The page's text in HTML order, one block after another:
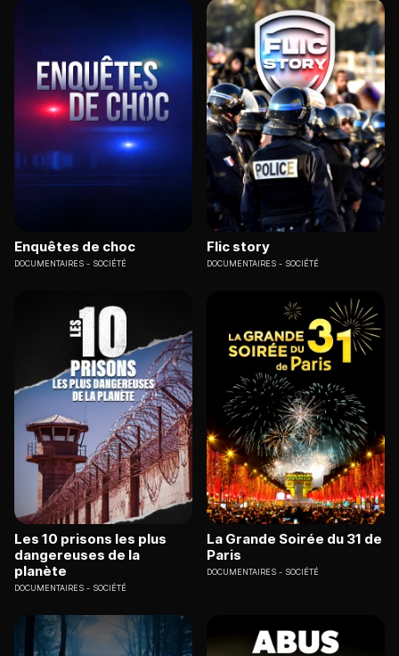
Enquêtes de choc
DOCUMENTAIRES SOCIÉTÉ
Flic story
DOCUMENTAIRES SOCIÉTÉ
Les 10 prisons les plus
dangereuses de la
planète
DOCUMENTAIRES SOCIÉTÉ
La Grande Soirée du 31 de
Paris
DOCUMENTAIRES SOCIÉTÉ